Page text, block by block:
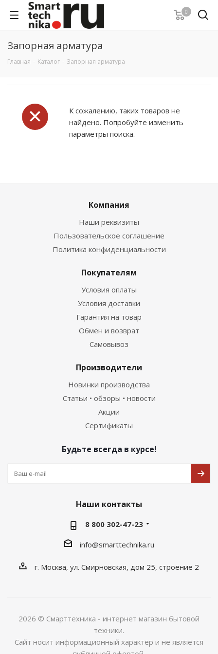
0
Запорная арматура
Главная - Каталог - Запорная арматура
К сожалению, таких товаров не
найдено. Попробуйте изменить
параметры поиска.
Компания
Наши реквизиты
Пользовательское соглашение
Политика конфиденциальности
Покупателям
Условия оплаты
Условия доставки
Гарантия на товар
Обмен и возврат
Самовывоз
Производители
Новинки производства
Статьи • обзоры • новости
Акции
Сертификаты
Будьте всегда в курсе!
Наши контакты
8 800 302-47-23
info@smarttechnika.ru
г. Москва, ул. Смирновская, дом 25, строение 2
2026 © Смарттехника - интернет магазин бытовой
техники.
Сайт носит информационный характер и не является